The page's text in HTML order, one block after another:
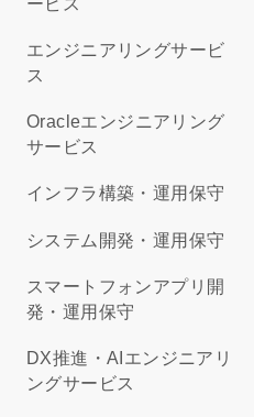
ービス
エンジニアリングサービ
ス
Oracleエンジニアリング
サービス
インフラ構築・運用保守
システム開発・運用保守
スマートフォンアプリ開
発・運用保守
DX推進・AIエンジニアリ
ングサービス